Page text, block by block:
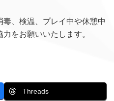
、検温、プレイ中や休憩中
をお願いいたします。
Threads